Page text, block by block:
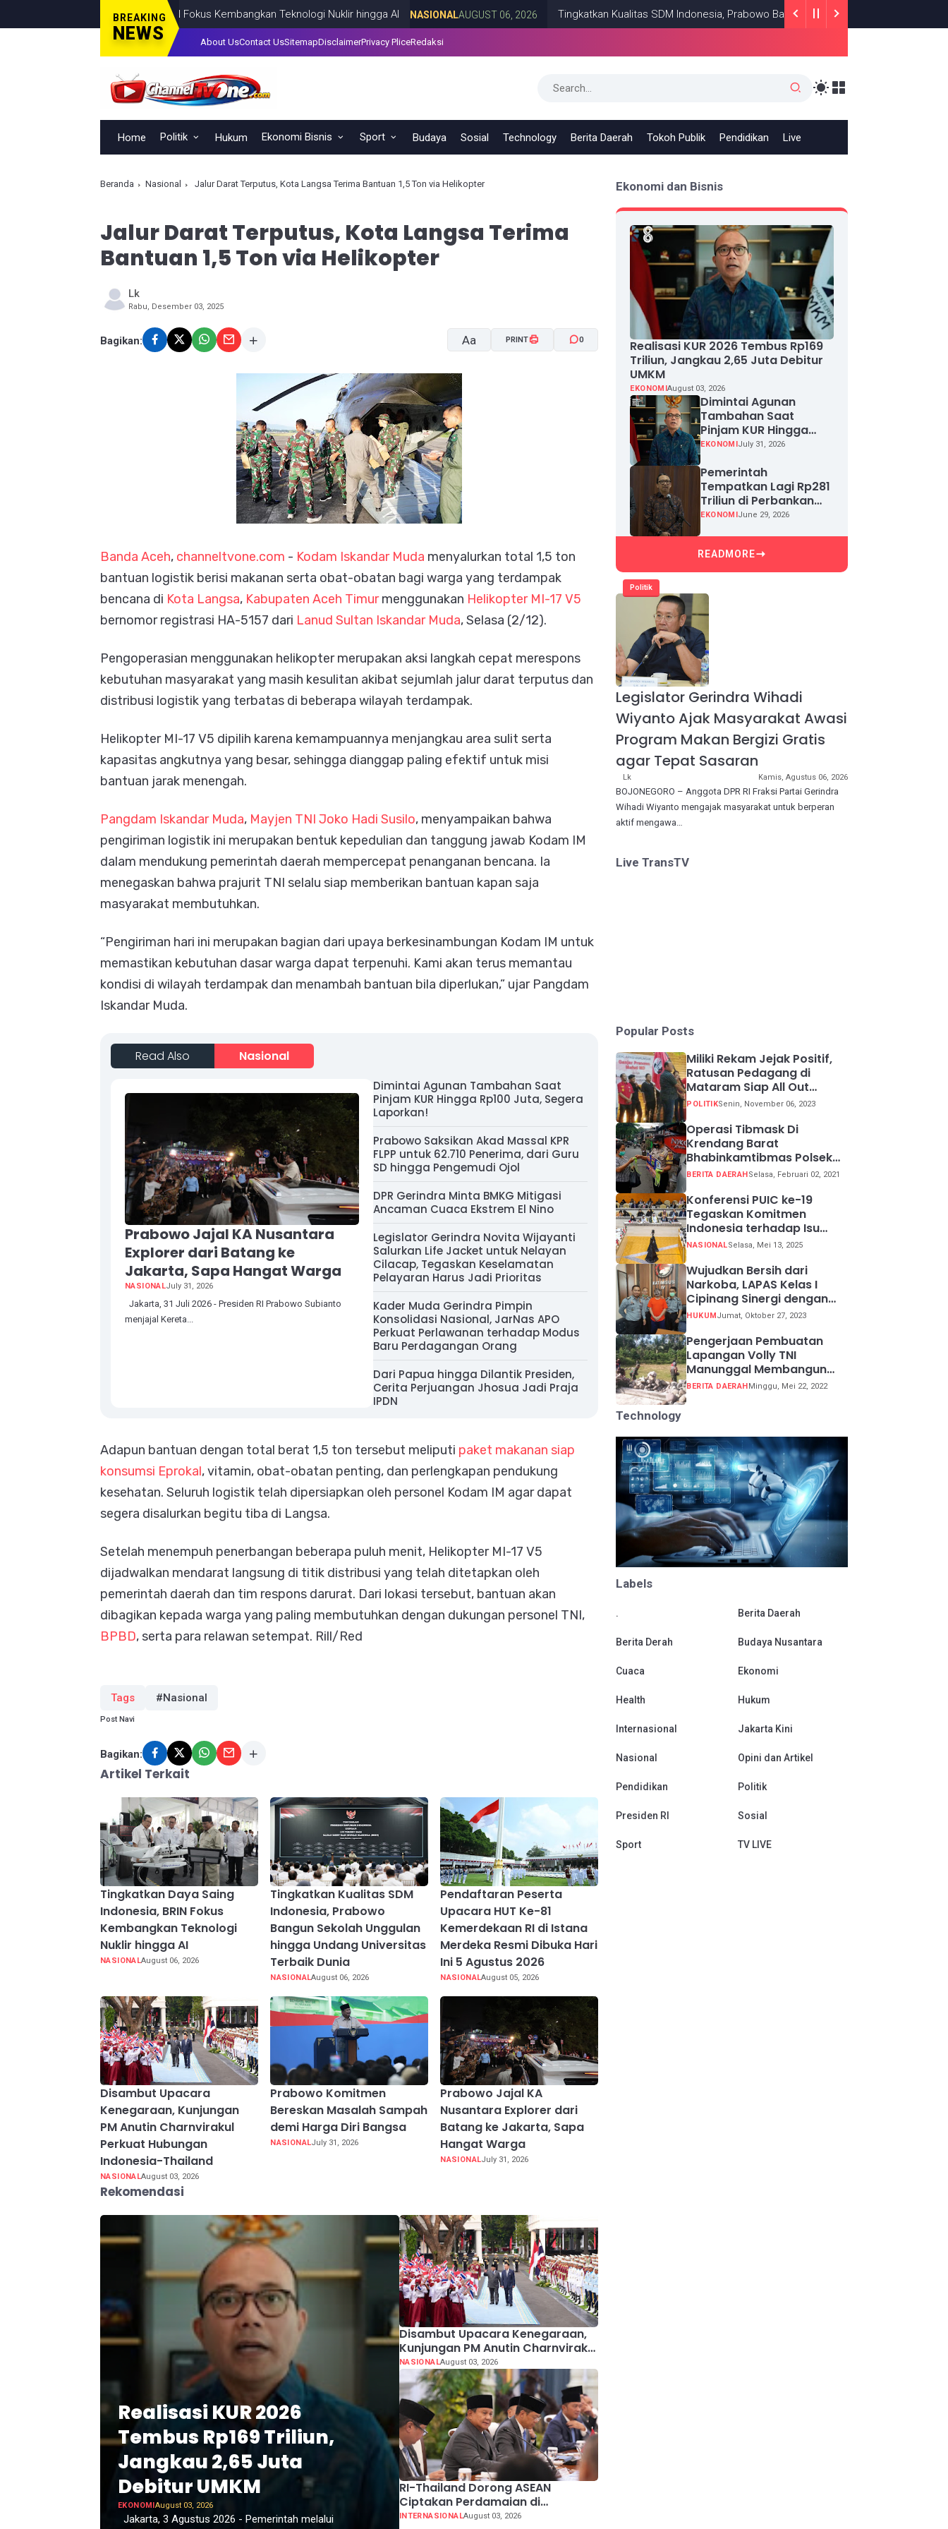
BREAKING
NEWS
Daya Saing Indonesia, BRIN Fokus Kembangkan Teknologi Nuklir hingga AI NASIONAL AUGUST 06, 2026 Tingkatkan Kualitas SDM Indonesia, Prabowo Bangun Sekolah Unggulan hingga Undang
About UsContact UsSitemapDisclaimerPrivacy PliceRedaksi
Home Politik Hukum Ekonomi Bisnis Sport Budaya Sosial Technology Berita Daerah Tokoh Publik Pendidikan Live
Beranda Nasional Jalur Darat Terputus, Kota Langsa Terima Bantuan 1,5 Ton via Helikopter
Jalur Darat Terputus, Kota Langsa Terima
Bantuan 1,5 Ton via Helikopter
Lk
Rabu, Desember 03, 2025
Bagikan: Aa PRINT 0
Banda Aceh, channeltvone.com - Kodam Iskandar Muda menyalurkan total 1,5 ton
bantuan logistik berisi makanan serta obat-obatan bagi warga yang terdampak
bencana di Kota Langsa, Kabupaten Aceh Timurmenggunakan Helikopter MI-17 V5
bernomor registrasi HA-5157 dari Lanud Sultan Iskandar Muda, Selasa (2/12).
Pengoperasian menggunakan helikopter merupakan aksi langkah cepat merespons
kebutuhan masyarakat yang masih kesulitan akibat sejumlah jalur darat terputus dan
distribusi logistik yang terbatas di beberapa wilayah terdampak.
Helikopter MI-17 V5 dipilih karena kemampuannya menjangkau area sulit serta
kapasitas angkutnya yang besar, sehingga dianggap paling efektif untuk misi
bantuan jarak menengah.
Pangdam Iskandar Muda, Mayjen TNI Joko Hadi Susilo, menyampaikan bahwa
pengiriman logistik ini merupakan bentuk kepedulian dan tanggung jawab Kodam IM
dalam mendukung pemerintah daerah mempercepat penanganan bencana. Ia
menegaskan bahwa prajurit TNI selalu siap memberikan bantuan kapan saja
masyarakat membutuhkan.
“Pengiriman hari ini merupakan bagian dari upaya berkesinambungan Kodam IM untuk
memastikan kebutuhan dasar warga dapat terpenuhi. Kami akan terus memantau
kondisi di wilayah terdampak dan menambah bantuan bila diperlukan,” ujar Pangdam
Iskandar Muda.
Read Also Nasional
Prabowo Jajal KA Nusantara
Explorer dari Batang ke
Jakarta, Sapa Hangat Warga
NASIONALJuly 31, 2026
Jakarta, 31 Juli 2026 - Presiden RI Prabowo Subianto
menjajal Kereta...
Dimintai Agunan Tambahan Saat
Pinjam KUR Hingga Rp100 Juta, Segera
Laporkan!
Prabowo Saksikan Akad Massal KPR
FLPP untuk 62.710 Penerima, dari Guru
SD hingga Pengemudi Ojol
DPR Gerindra Minta BMKG Mitigasi
Ancaman Cuaca Ekstrem El Nino
Legislator Gerindra Novita Wijayanti
Salurkan Life Jacket untuk Nelayan
Cilacap, Tegaskan Keselamatan
Pelayaran Harus Jadi Prioritas
Kader Muda Gerindra Pimpin
Konsolidasi Nasional, JarNas APO
Perkuat Perlawanan terhadap Modus
Baru Perdagangan Orang
Dari Papua hingga Dilantik Presiden,
Cerita Perjuangan Jhosua Jadi Praja
IPDN
Adapun bantuan dengan total berat 1,5 ton tersebut meliputi paket makanan siap
konsumsi Eprokal, vitamin, obat-obatan penting, dan perlengkapan pendukung
kesehatan. Seluruh logistik telah dipersiapkan oleh personel Kodam IM agar dapat
segera disalurkan begitu tiba di Langsa.
Setelah menempuh penerbangan beberapa puluh menit, Helikopter MI-17 V5
dijadwalkan mendarat langsung di titik distribusi yang telah ditetapkan oleh
pemerintah daerah dan tim respons darurat. Dari lokasi tersebut, bantuan akan
dibagikan kepada warga yang paling membutuhkan dengan dukungan personel TNI,
BPBD, serta para relawan setempat. Rill/Red
Tags #Nasional
Post Navi
Bagikan:
Artikel Terkait
Tingkatkan Daya Saing
Indonesia, BRIN Fokus
Kembangkan Teknologi
Nuklir hingga AI
NASIONALAugust 06, 2026
Tingkatkan Kualitas SDM
Indonesia, Prabowo
Bangun Sekolah Unggulan
hingga Undang Universitas
Terbaik Dunia
NASIONALAugust 06, 2026
Pendaftaran Peserta
Upacara HUT Ke-81
Kemerdekaan RI di Istana
Merdeka Resmi Dibuka Hari
Ini 5 Agustus 2026
NASIONALAugust 05, 2026
Disambut Upacara
Kenegaraan, Kunjungan
PM Anutin Charnvirakul
Perkuat Hubungan
Indonesia-Thailand
NASIONALAugust 03, 2026
Prabowo Komitmen
Bereskan Masalah Sampah
demi Harga Diri Bangsa
NASIONALJuly 31, 2026
Prabowo Jajal KA
Nusantara Explorer dari
Batang ke Jakarta, Sapa
Hangat Warga
NASIONALJuly 31, 2026
Rekomendasi
Realisasi KUR 2026
Tembus Rp169 Triliun,
Jangkau 2,65 Juta
Debitur UMKM
EKONOMIAugust 03, 2026
Jakarta, 3 Agustus 2026 - Pemerintah melalui
Disambut Upacara Kenegaraan,
Kunjungan PM Anutin Charnvirakul
Perkuat Hubungan Indonesia-
Thailand
NASIONALAugust 03, 2026
RI-Thailand Dorong ASEAN
Ciptakan Perdamaian di
Myanmar Lewat Konsensus 5 Poin
INTERNASIONALAugust 03, 2026
Ekonomi dan Bisnis
Realisasi KUR 2026 Tembus Rp169
Triliun, Jangkau 2,65 Juta Debitur
UMKM
EKONOMIAugust 03, 2026
Dimintai Agunan
Tambahan Saat
Pinjam KUR Hingga
Rp100 Juta, Segera
EKONOMI July 31, 2026
Pemerintah
Tempatkan Lagi Rp281
Triliun di Perbankan
demi Jaga Likuiditas
EKONOMI June 29, 2026
READMORE
Politik
Legislator Gerindra Wihadi
Wiyanto Ajak Masyarakat Awasi
Program Makan Bergizi Gratis
agar Tepat Sasaran
Lk Kamis, Agustus 06, 2026
BOJONEGORO – Anggota DPR RI Fraksi Partai Gerindra
Wihadi Wiyanto mengajak masyarakat untuk berperan
aktif mengawa…
Live TransTV
Popular Posts
Miliki Rekam Jejak Positif,
Ratusan Pedagang di
Mataram Siap All Out
Menangkan Ganjar-Mahfud
POLITIKSenin, November 06, 2023
Operasi Tibmask Di
Krendang Barat
Bhabinkamtibmas Polsek
Tambora Bagikan Masker
Prokes
BERITA DAERAHSelasa, Februari 02, 2021
Konferensi PUIC ke-19
Tegaskan Komitmen
Indonesia terhadap Isu
Lingkungan Global
NASIONALSelasa, Mei 13, 2025
Wujudkan Bersih dari
Narkoba, LAPAS Kelas I
Cipinang Sinergi dengan
Kepolisian Resor Metro
HUKUMJumat, Oktober 27, 2023
Pengerjaan Pembuatan
Lapangan Volly TNI
Manunggal Membangun
Desa (TMMD) ke 113
BERITA DAERAHMinggu, Mei 22, 2022
Technology
Labels
. Berita Daerah
Berita Derah Budaya Nusantara
Cuaca Ekonomi
Health Hukum
Internasional Jakarta Kini
Nasional Opini dan Artikel
Pendidikan Politik
Presiden RI Sosial
Sport TV LIVE